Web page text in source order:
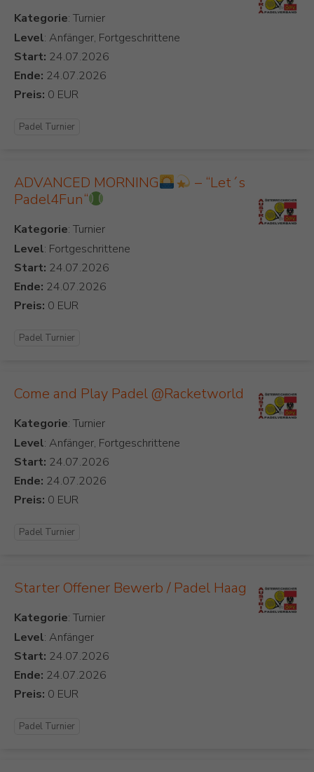
Kategorie
Level: Anfänger, Fortgeschrittene
Start:
Ende:
Preis:
Padel Turnier
ADVANCED MORNING
– “Let´s
Padel4Fun“
Kategorie
Level: Fortgeschrittene
Start:
Ende:
Preis:
Padel Turnier
Come and Play Padel @Racketworld
Kategorie
Level: Anfänger, Fortgeschrittene
Start:
Ende:
Preis:
Padel Turnier
Starter Offener Bewerb / Padel Haag
Kategorie
Level: Anfänger
Start:
Ende:
Preis:
Padel Turnier